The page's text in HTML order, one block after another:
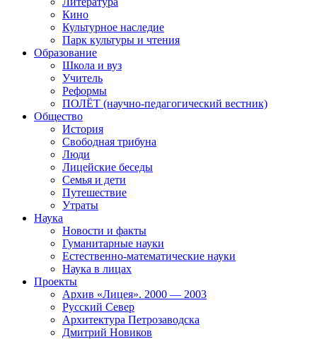
Кино
Культурное наследие
Парк культуры и чтения
Образование
Школа и вуз
Учитель
Реформы
ПОЛЁТ (научно-педагогический вестник)
Общество
История
Свободная трибуна
Люди
Лицейские беседы
Семья и дети
Путешествие
Утраты
Наука
Новости и факты
Гуманитарные науки
Естественно-математические науки
Наука в лицах
Проекты
Архив «Лицея». 2000 — 2003
Русский Север
Архитектура Петрозаводска
Дмитрий Новиков